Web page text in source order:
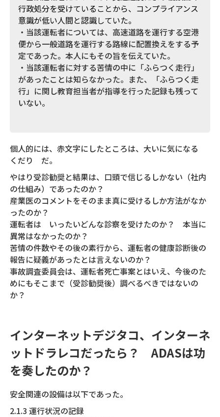
行政処分を受けていることから、コンプライアンス
意識が低い人間と認識していた。
・当該運転者については、高速道路を運行する空港
便から一般道路を運行する路線に配置換えをする予
定であった。本人にもその旨を伝えていた。
・当該運転者に対する苦情の中に「ふらつく走行」
があったことは知らなかった。また、「ふらつく走
行」に関し教育担当者が指導を行った記録も残って
いない。
個人的には、赤文字にしたところは、大いに気になる
くだり だ。
やはり受診勧奨と結果は、口頭で信じるしかない（社内
の仕組み）であったのか？
産業医のコメントをそのまま真に受けるしか方法がなか
ったのか？
運転者は いったいどんな診察を受けたのか？ 本当に
異常はなかったのか？
苦情の件数やその後の素行から、運転者の健康診断後の
報告に疑義があったとは言えないのか？
事故調査委員会は、運転者死亡事案とはいえ、今後のた
めにもそこまで（受診勧奨後）調べるべきではないの
か？
インターネットデジタコ、インターネ
ットドラレコだったら？ ADASは功
を奏したのか？
安全関連の設備は以下であった。
2.1.3 運行状況の記録